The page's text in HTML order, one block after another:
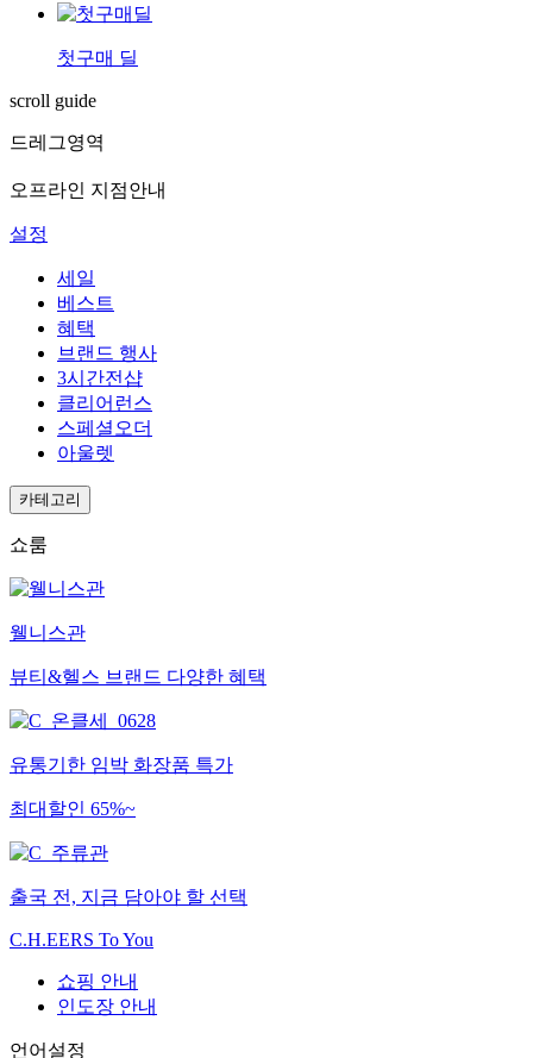
첫구매 딜
scroll guide
드레그영역
오프라인 지점안내
설정
세일
베스트
혜택
브랜드 행사
3시간전샵
클리어런스
스페셜오더
아울렛
카테고리
쇼룸
웰니스관
뷰티&헬스 브랜드 다양한 혜택
유통기한 임박 화장품 특가
최대할인 65%~
출국 전, 지금 담아야 할 선택
C.H.EERS To You
쇼핑 안내
인도장 안내
언어설정